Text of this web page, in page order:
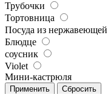
Трубочки
Тортовница
Посуда из нержавеющей
Блюдце
соусник
Violet
Мини-кастрюля
Применить Сбросить